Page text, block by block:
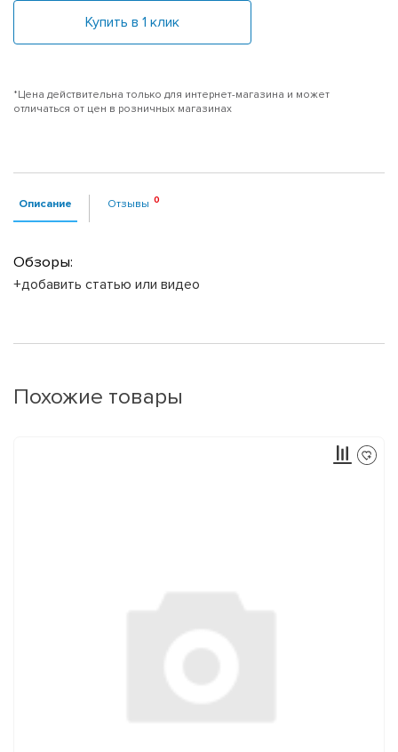
Купить в 1 клик
*Цена действительна только для интернет-магазина и может
отличаться от цен в розничных магазинах
Описание Отзывы
Обзоры:
+добавить статью или видео
Похожие товары